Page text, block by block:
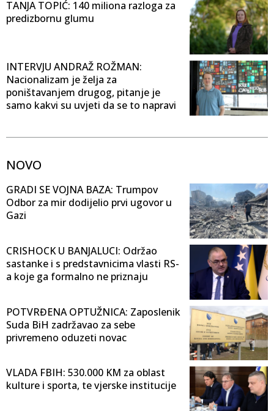
TANJA TOPIĆ: 140 miliona razloga za
predizbornu glumu
INTERVJU ANDRAŽ ROŽMAN:
Nacionalizam je želja za
poništavanjem drugog, pitanje je
samo kakvi su uvjeti da se to napravi
NOVO
GRADI SE VOJNA BAZA: Trumpov
Odbor za mir dodijelio prvi ugovor u
Gazi
CRISHOCK U BANJALUCI: Održao
sastanke i s predstavnicima vlasti RS-
a koje ga formalno ne priznaju
POTVRĐENA OPTUŽNICA: Zaposlenik
Suda BiH zadržavao za sebe
privremeno oduzeti novac
VLADA FBIH: 530.000 KM za oblast
kulture i sporta, te vjerske institucije